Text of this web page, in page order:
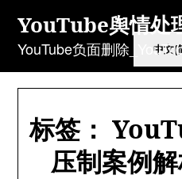
content
YouTube舆情处
YouTube负面删除
标签：
压制案例